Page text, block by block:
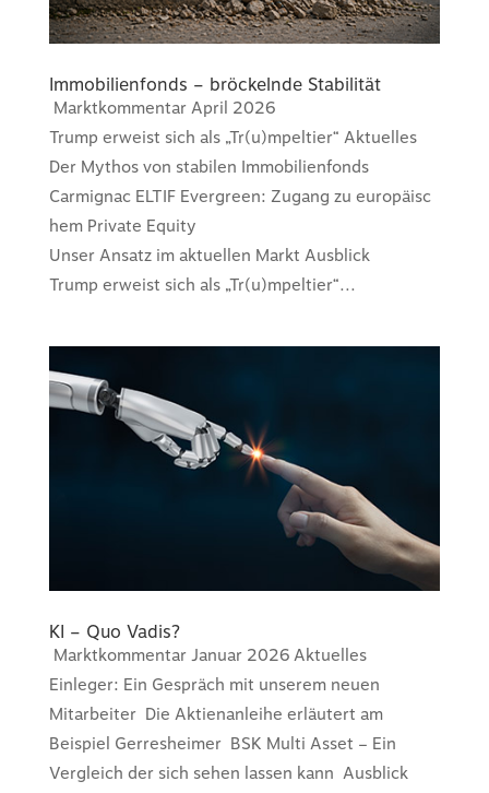
Immobilienfonds – bröckelnde Stabilität
Marktkommentar April 2026
Trump erweist sich als „Tr(u)mpeltier“ Aktuelles
Der Mythos von stabilen Immobilienfonds
Carmignac ELTIF Evergreen: Zugang zu europäisc
hem Private Equity
Unser Ansatz im aktuellen Markt Ausblick
Trump erweist sich als „Tr(u)mpeltier“...
KI – Quo Vadis?
Marktkommentar Januar 2026 Aktuelles
Einleger: Ein Gespräch mit unserem neuen
Mitarbeiter Die Aktienanleihe erläutert am
Beispiel Gerresheimer BSK Multi Asset – Ein
Vergleich der sich sehen lassen kann Ausblick